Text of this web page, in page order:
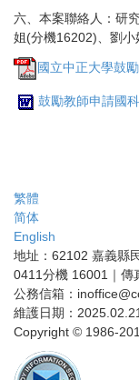
六、本案聯絡人：研
姐(分機16202) 劉小
國立中正大學鼓
鼓勵教師申請國
繁體
简体
English
地址：62102 嘉義縣
0411分機 16001｜傳
公務信箱：
維護日期：2025.02.21
Copyright © 1986-